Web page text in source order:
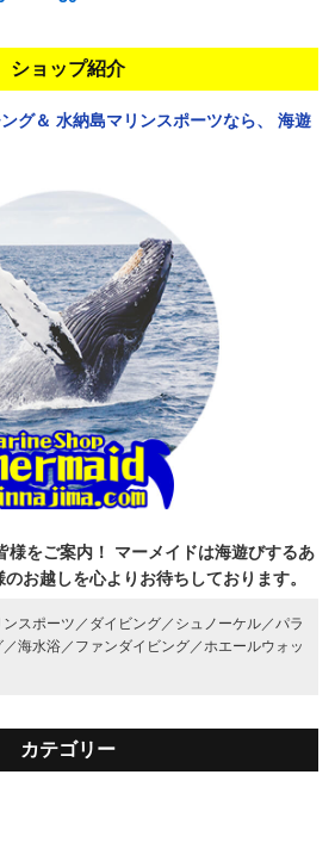
ショップ紹介
グ＆ 水納島マリンスポーツなら、
海遊
様をご案内！
マーメイドは海遊びするあ
のお越しを心よりお待ちしております。
スポーツ／ ダイビング／ シュノーケル／ パラ
海水浴／ ファンダイビング／ ホエールウォッ
カテゴリー